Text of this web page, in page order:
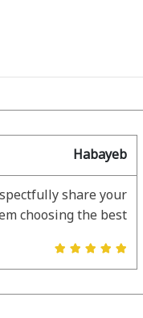
Habayeb
share your
choosing the best.